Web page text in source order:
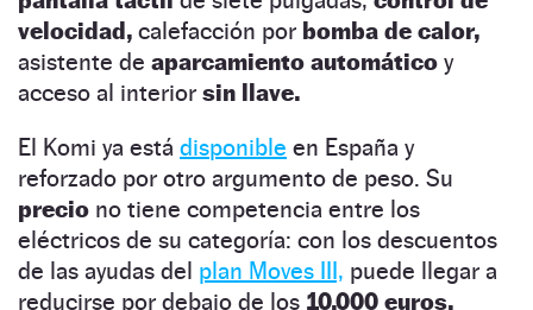
velocidad, calefacción por bomba de calor,
asistente de aparcamiento automático y
acceso al interior sin llave.
El Komi ya está disponible en España y
reforzado por otro argumento de peso. Su
precio no tiene competencia entre los
eléctricos de su categoría: con los descuentos
de las ayudas del plan Moves III, puede llegar a
reducirse por debajo de los 10.000 euros.